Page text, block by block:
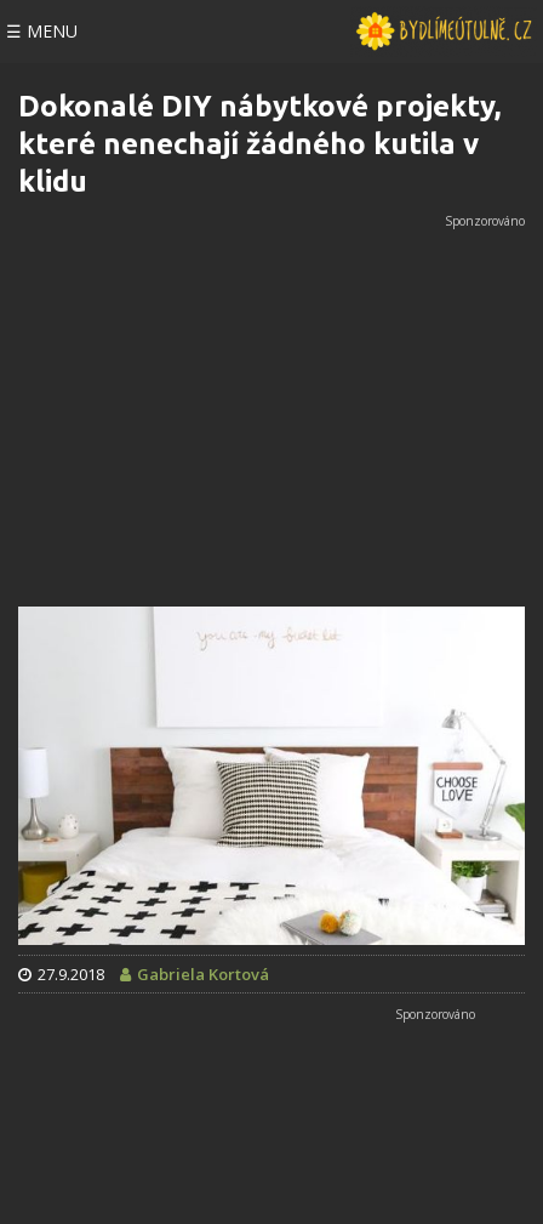
☰ MENU
Dokonalé DIY nábytkové projekty,
které nenechají žádného kutila v
klidu
27.9.2018 Gabriela Kortová